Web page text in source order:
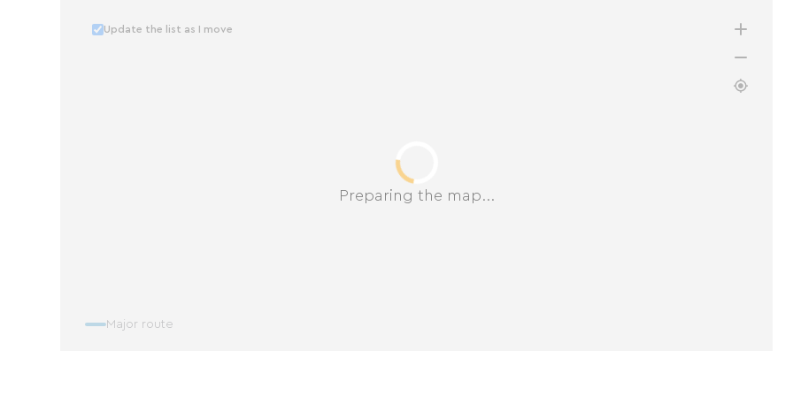
Preparing the map...
Update the list as I move
Major route